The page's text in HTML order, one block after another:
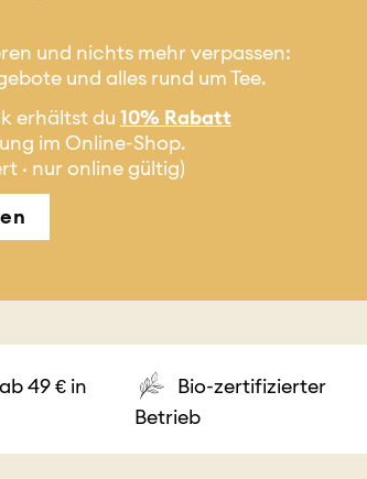
und nichts mehr verpassen:
und alles rund um Tee.
erhältst du 10% Rabatt
im Online-Shop.
· nur online gültig)
49 € in
Bio-zertifizierter
Betrieb